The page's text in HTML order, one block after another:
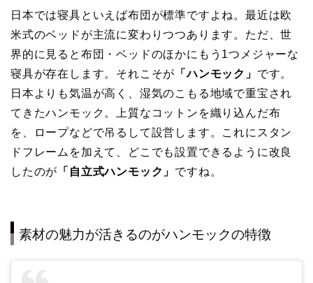
日本では寝具といえば布団が標準ですよね。最近は欧
米式のベッドが主流に変わりつつあります。ただ、世
界的に見ると布団・ベッドのほかにもう1つメジャーな
寝具が存在します。それこそが 「ハンモック」 です。
日本よりも気温が高く、湿気のこもる地域で重宝され
てきたハンモック。上質なコットンを織り込んだ布
を、ロープなどで吊るして設営します。これにスタン
ドフレームを加えて、どこでも設置できるように改良
したのが 「自立式ハンモック」 ですね。
素材の魅力が活きるのがハンモックの特徴